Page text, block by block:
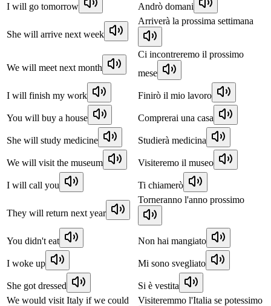
I will go tomorrow Andrò domani
She will arrive next week
Arriverà la prossima settimana
We will meet next month
Ci incontreremo il prossimo
mese
I will finish my work Finirò il mio lavoro
You will buy a house Comprerai una casa
She will study medicine Studierà medicina
We will visit the museum Visiteremo il museo
I will call you Ti chiamerò
They will return next year
Torneranno l'anno prossimo
You didn't eat Non hai mangiato
I woke up Mi sono svegliato
She got dressed
Si è vestita
We would visit Italy if we could
Visiteremmo l'Italia se potessimo